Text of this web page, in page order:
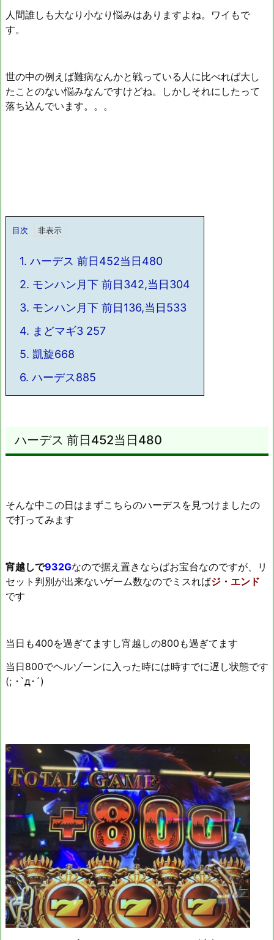
人間誰しも大なり小なり悩みはありますよね。ワイもで
す。
世の中の例えば難病なんかと戦っている人に比べれば大し
たことのない悩みなんですけどね。しかしそれにしたって
落ち込んでいます。。。
目次
1. ハーデス 前日452当日480
2. モンハン月下 前日342,当日304
3. モンハン月下 前日136,当日533
4. まどマギ3 257
5. 凱旋668
6. ハーデス885
ハーデス 前日452当日480
そんな中この日はまずこちらのハーデスを見つけましたの
で打ってみます
宵越しで932Gなので据え置きならばお宝台なのですが、リ
セット判別が出来ないゲーム数なのでミスればジ・エンド
です
当日も400を過ぎてますし宵越しの800も過ぎてます
当日800でヘルゾーンに入った時には時すでに遅し状態です
(; ･`д･´)